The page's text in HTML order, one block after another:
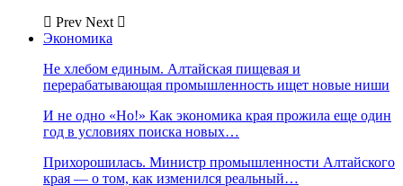
Prev Next
Экономика
Не хлебом единым. Алтайская пищевая и
перерабатывающая промышленность ищет новые ниши
И не одно «Но!» Как экономика края прожила еще один
год в условиях поиска новых…
Прихорошилась. Министр промышленности Алтайского
края — о том, как изменился реальный…